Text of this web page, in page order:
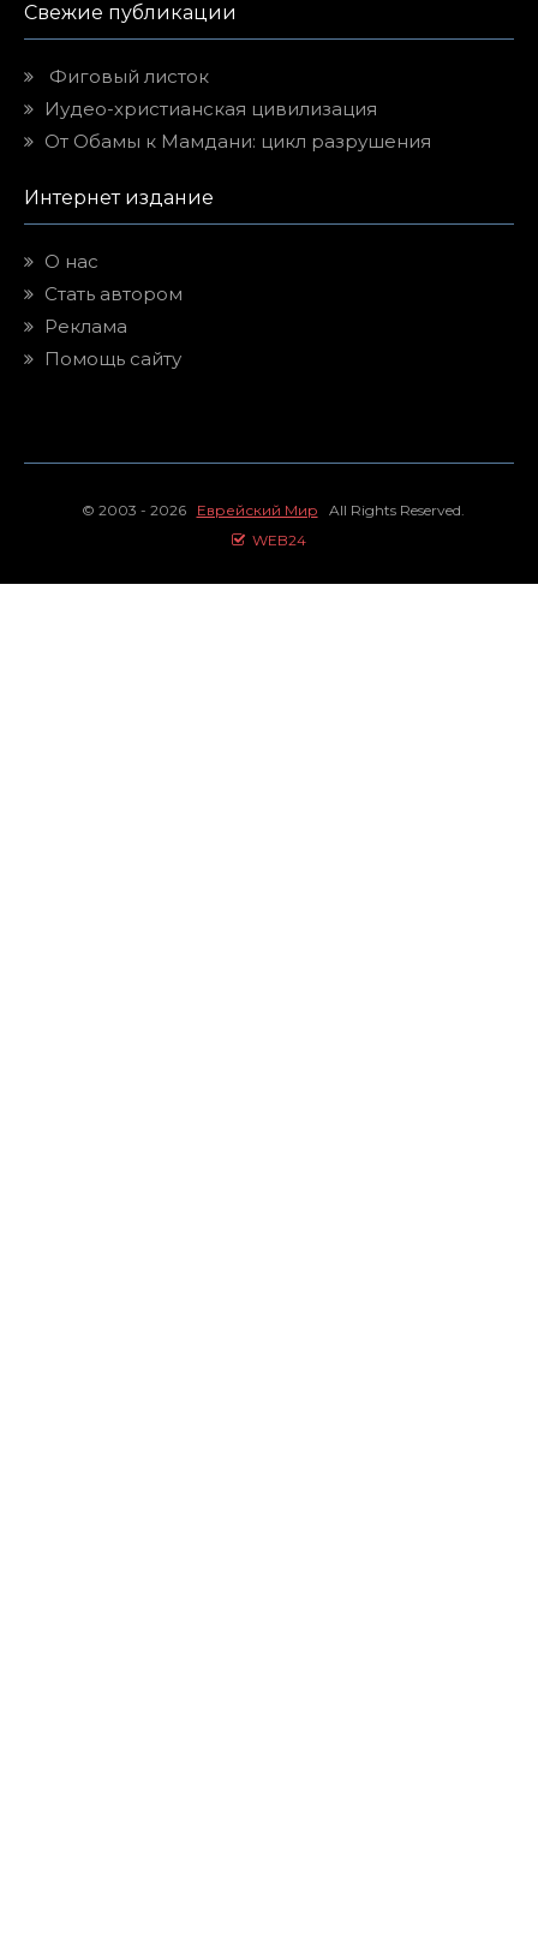
Свежие публикации
Фиговый листок
Иудео-христианская цивилизация
От Обамы к Мамдани: цикл разрушения
Интернет издание
О нас
Стать автором
Реклама
Помощь сайту
© 2003 - 2026 Еврейский Мир All Rights Reserved.
WEB24